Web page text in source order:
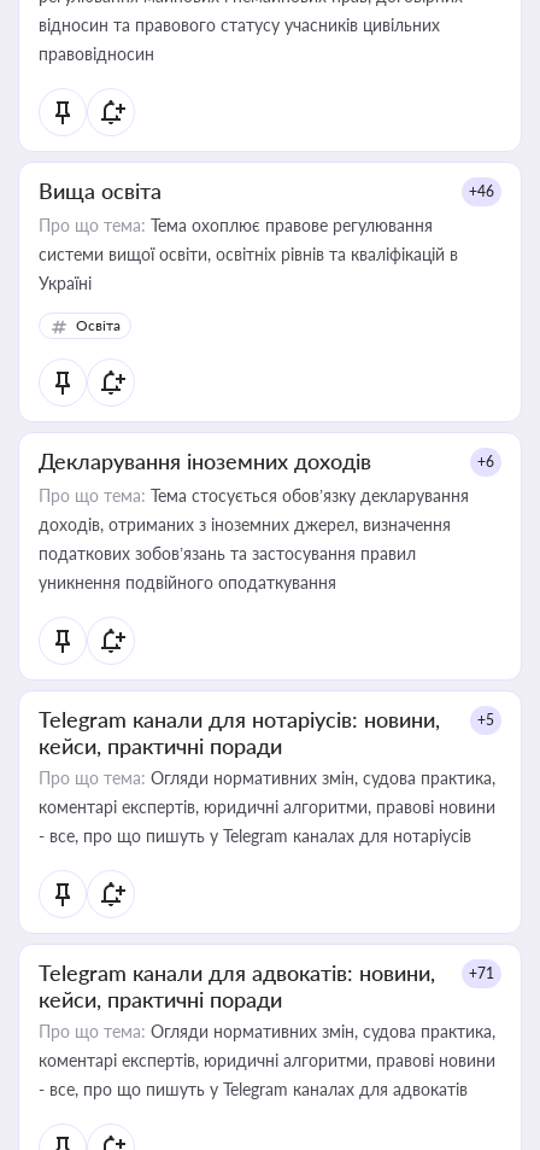
відносин та правового статусу учасників цивільних
правовідносин
Вища освіта +46
Про що тема: Тема охоплює правове регулювання
системи вищої освіти, освітніх рівнів та кваліфікацій в
Україні
Освіта
Декларування іноземних доходів +6
Про що тема: Тема стосується обов’язку декларування
доходів, отриманих з іноземних джерел, визначення
податкових зобов’язань та застосування правил
уникнення подвійного оподаткування
Telegram канали для нотаріусів: новини,
кейси, практичні поради
+5
Про що тема: Огляди нормативних змін, судова практика,
коментарі експертів, юридичні алгоритми, правові новини
- все, про що пишуть у Telegram каналах для нотаріусів
Telegram канали для адвокатів: новини,
кейси, практичні поради
+71
Про що тема: Огляди нормативних змін, судова практика,
коментарі експертів, юридичні алгоритми, правові новини
- все, про що пишуть у Telegram каналах для адвокатів